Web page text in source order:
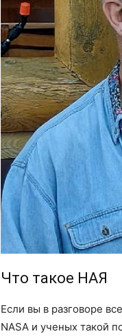
Что такое НАЯ
Если вы в разговоре
NASA и ученых такой